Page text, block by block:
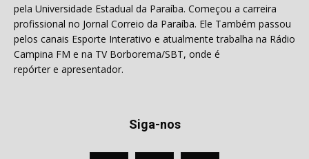
pela Universidade Estadual da Paraíba. Começou a carreira
profissional no Jornal Correio da Paraíba. Ele Também passou
pelos canais Esporte Interativo e atualmente trabalha na Rádio
Campina FM e na TV Borborema/SBT, onde é
repórter e apresentador.
Siga-nos